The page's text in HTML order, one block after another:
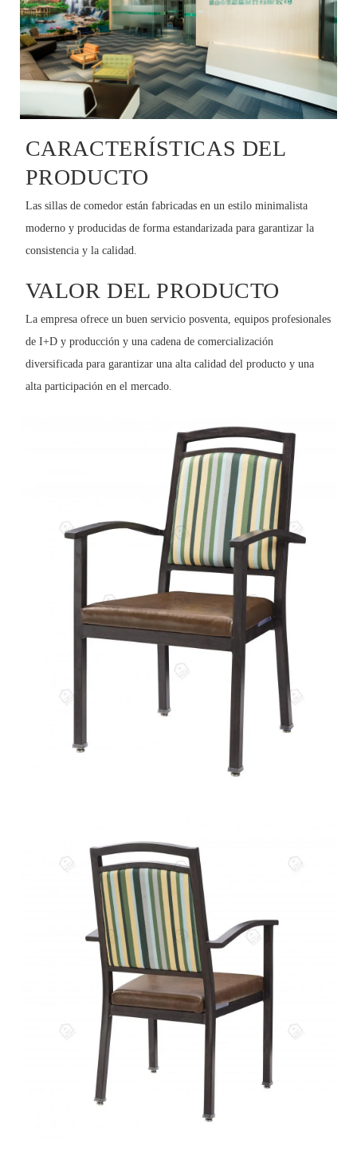
CARACTERÍSTICAS DEL
PRODUCTO
Las sillas de comedor están fabricadas en un estilo minimalista
moderno y producidas de forma estandarizada para garantizar la
consistencia y la calidad.
VALOR DEL PRODUCTO
La empresa ofrece un buen servicio posventa, equipos profesionales
de I+D y producción y una cadena de comercialización
diversificada para garantizar una alta calidad del producto y una
alta participación en el mercado.